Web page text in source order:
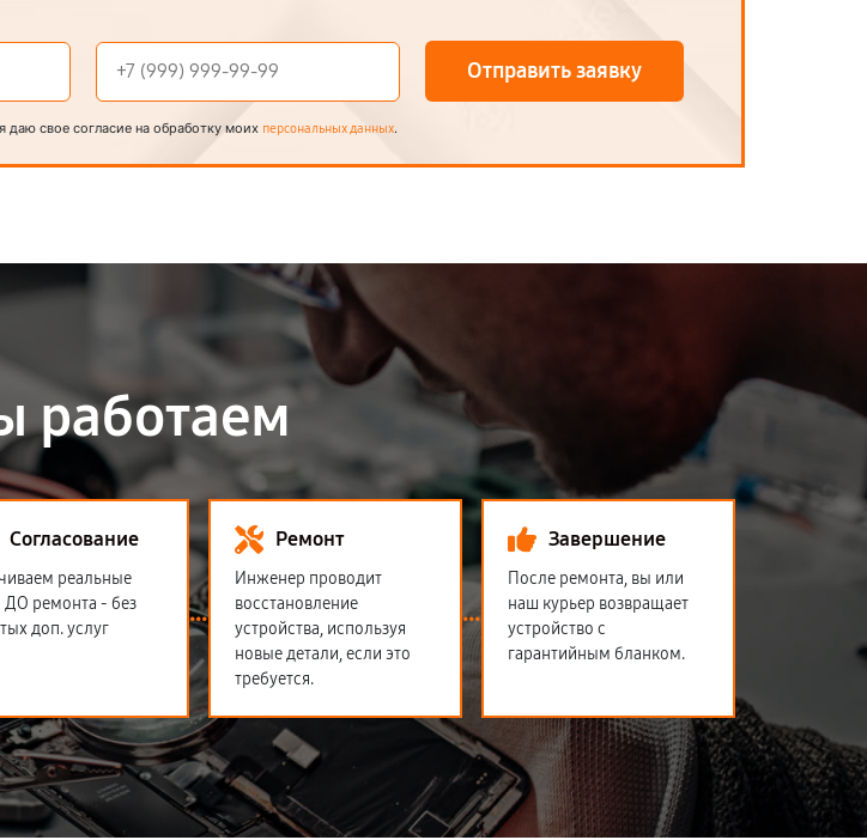
Отправить заявку
даю свое согласие на обработку моих персональных данных.
работаем
Согласование
реальные
ДО ремонта - без
доп. услуг
Ремонт
Инженер проводит
восстановление
устройства, используя
новые детали, если это
требуется.
Завершение
После ремонта, вы или
наш курьер возвращает
устройство с
гарантийным бланком.